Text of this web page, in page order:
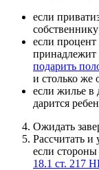
если
если
принадлежит
подарить
и столько же
если жилье в
дарится
Ожидать
Рассчитать и
если
18.1 ст. 217